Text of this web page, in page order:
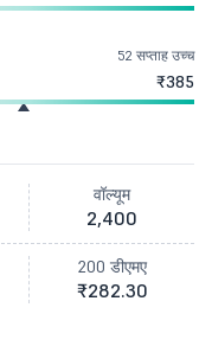
52 सप्ताह उच्च
₹385
वॉल्यूम
2,400
200 डीएमए
₹282.30